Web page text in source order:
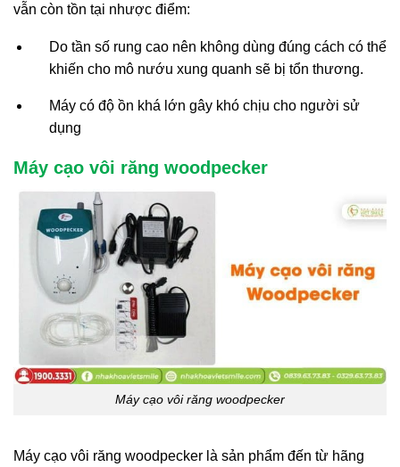
vẫn còn tồn tại nhược điểm:
Do tần số rung cao nên không dùng đúng cách có thể
khiến cho mô nướu xung quanh sẽ bị tổn thương.
Máy có độ ồn khá lớn gây khó chịu cho người sử
dụng
Máy cạo vôi răng woodpecker
Máy cạo vôi răng woodpecker
Máy cạo vôi răng woodpecker là sản phẩm đến từ hãng